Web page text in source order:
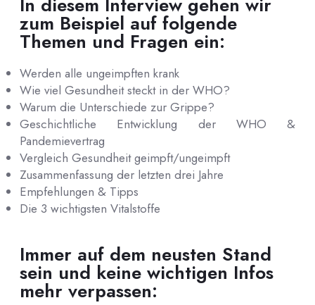
zum Beispiel auf folgende
Themen und Fragen ein:
Werden alle ungeimpften krank
Wie viel Gesundheit steckt in der WHO?
Warum die Unterschiede zur Grippe?
Geschichtliche Entwicklung der WHO &
Pandemievertrag
Vergleich Gesundheit geimpft/ungeimpft
Zusammenfassung der letzten drei Jahre
Empfehlungen & Tipps
Die 3 wichtigsten Vitalstoffe
Immer auf dem neusten Stand
sein und keine wichtigen Infos
mehr verpassen: